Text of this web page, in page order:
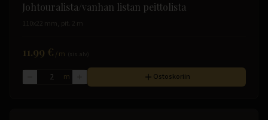
Johtouralista/vanhan listan peittolista
110x22 mm, pit. 2 m
11.99 € /m
m Ostoskoriin